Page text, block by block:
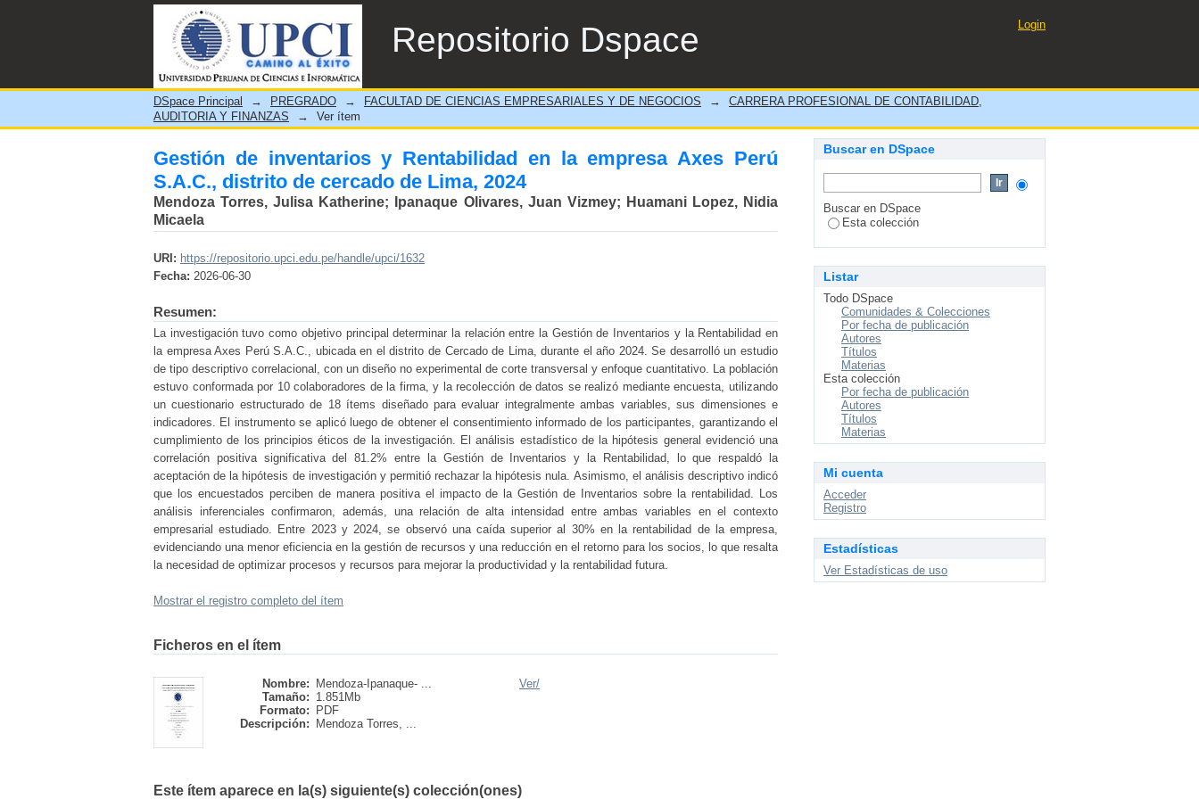
Repositorio Dspace
Gestión de inventarios y Rentabilidad en la empresa Axes Perú S.A.C., distrito de cercado de
Lima, 2024
Login
DSpace Principal → PREGRADO → FACULTAD DE CIENCIAS EMPRESARIALES Y DE NEGOCIOS →
CARRERA PROFESIONAL DE CONTABILIDAD,
AUDITORIA Y FINANZAS
→ Ver ítem
Gestión de inventarios y Rentabilidad en la empresa Axes Perú
S.A.C., distrito de cercado de Lima, 2024
Mendoza Torres, Julisa Katherine; Ipanaque Olivares, Juan Vizmey; Huamani Lopez, Nidia
Micaela
URI: https://repositorio.upci.edu.pe/handle/upci/1632
Fecha: 2026-06-30
Resumen:
La investigación tuvo como objetivo principal determinar la relación entre la Gestión de Inventarios y la Rentabilidad en
la empresa Axes Perú S.A.C., ubicada en el distrito de Cercado de Lima, durante el año 2024. Se desarrolló un estudio
de tipo descriptivo correlacional, con un diseño no experimental de corte transversal y enfoque cuantitativo. La población
estuvo conformada por 10 colaboradores de la firma, y la recolección de datos se realizó mediante encuesta, utilizando
un cuestionario estructurado de 18 ítems diseñado para evaluar integralmente ambas variables, sus dimensiones e
indicadores. El instrumento se aplicó luego de obtener el consentimiento informado de los participantes, garantizando el
cumplimiento de los principios éticos de la investigación. El análisis estadístico de la hipótesis general evidenció una
correlación positiva significativa del 81.2% entre la Gestión de Inventarios y la Rentabilidad, lo que respaldó la
aceptación de la hipótesis de investigación y permitió rechazar la hipótesis nula. Asimismo, el análisis descriptivo indicó
que los encuestados perciben de manera positiva el impacto de la Gestión de Inventarios sobre la rentabilidad. Los
análisis inferenciales confirmaron, además, una relación de alta intensidad entre ambas variables en el contexto
empresarial estudiado. Entre 2023 y 2024, se observó una caída superior al 30% en la rentabilidad de la empresa,
evidenciando una menor eficiencia en la gestión de recursos y una reducción en el retorno para los socios, lo que resalta
la necesidad de optimizar procesos y recursos para mejorar la productividad y la rentabilidad futura.
Mostrar el registro completo del ítem
Ficheros en el ítem
Nombre:
Mendoza-Ipanaque- ...
Tamaño: 1.851Mb
Formato:
PDF
Descripción:
Mendoza Torres, ...
Ver/
Este ítem aparece en la(s) siguiente(s) colección(ones)
Buscar en DSpace
Buscar en DSpace
Esta colección
Listar
Todo DSpace
Comunidades & Colecciones
Por fecha de publicación
Autores
Títulos
Materias
Esta colección
Por fecha de publicación
Autores
Títulos
Materias
Mi cuenta
Acceder
Registro
Estadísticas
Ver Estadísticas de uso